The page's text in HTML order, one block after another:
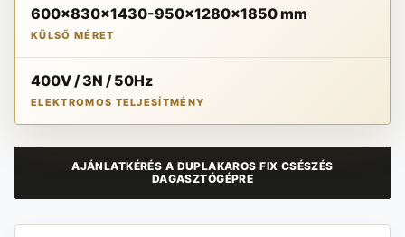
600x830x1430-950x1280x1850 mm
KÜLSŐ MÉRET
400V / 3N / 50Hz
ELEKTROMOS TELJESÍTMÉNY
AJÁNLATKÉRÉS A DUPLAKAROS FIX CSÉSZÉS
DAGASZTÓGÉPRE